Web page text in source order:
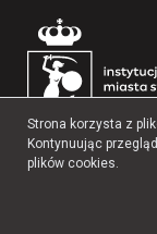
Strona korzysta z
Kontynuując
plików cookies.